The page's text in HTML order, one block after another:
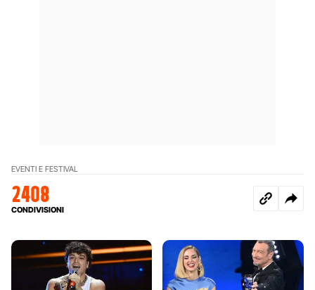
EVENTI E FESTIVAL
2408
CONDIVISIONI